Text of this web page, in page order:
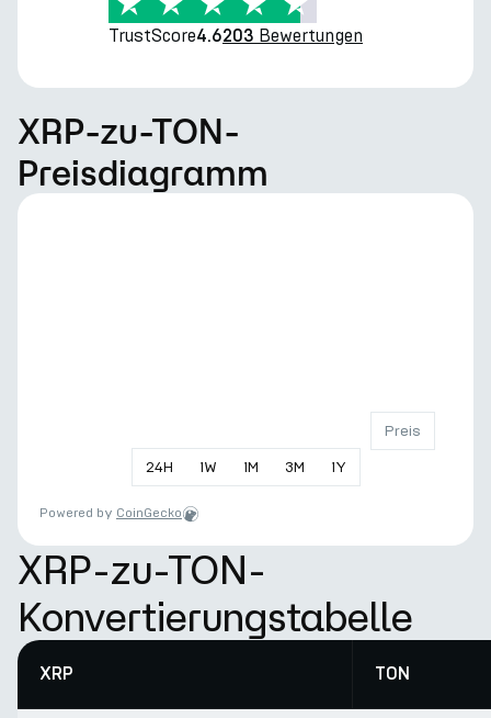
TrustScore4.6203 Bewertungen
XRP-zu-TON-
Preisdiagramm
24H 1W 1M 3M 1Y
Preis
Powered by CoinGecko
XRP-zu-TON-
Konvertierungstabelle
XRP TON